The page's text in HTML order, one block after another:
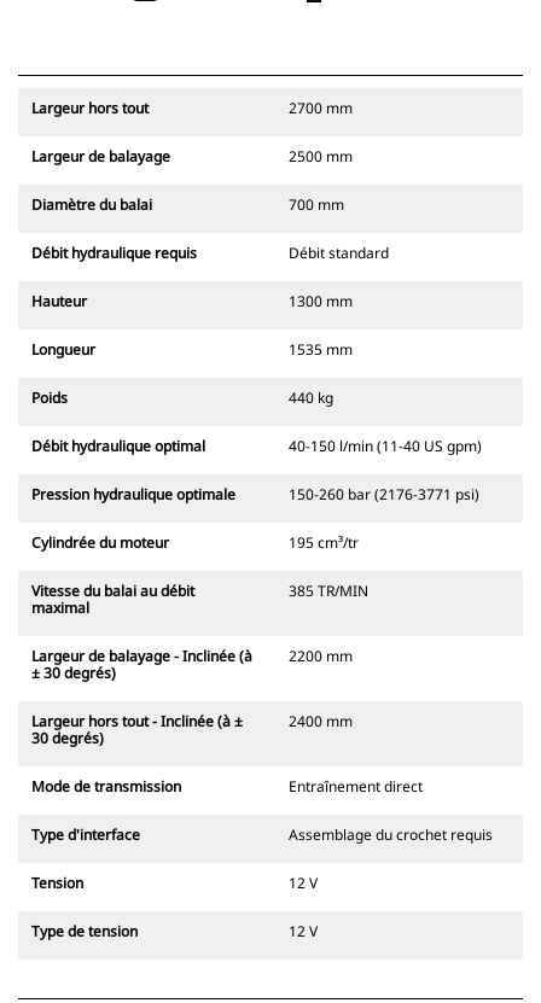
Largeur hors tout 2700 mm
Largeur de balayage 2500 mm
Diamètre du balai 700 mm
Débit hydraulique requis Débit standard
Hauteur 1300 mm
Longueur 1535 mm
Poids 440 kg
Débit hydraulique optimal 40-150 l/min (11-40 US gpm)
Pression hydraulique optimale 150-260 bar (2176-3771 psi)
Cylindrée du moteur 195 cm³/tr
Vitesse du balai au débit
maximal
385 TR/MIN
Largeur de balayage - Inclinée (à
± 30 degrés)
2200 mm
Largeur hors tout - Inclinée (à ±
30 degrés)
2400 mm
Mode de transmission Entraînement direct
Type d'interface Assemblage du crochet requis
Tension 12 V
Type de tension 12 V